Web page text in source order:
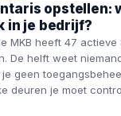
opstellen:
in je bedrijf?
MKB heeft 47 actieve
De helft weet
geen
deuren je moet